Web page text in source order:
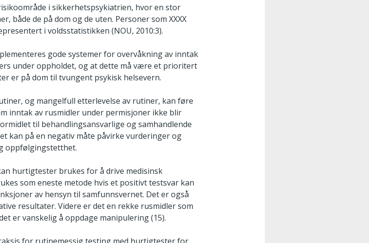
i sikkerhetspsykiatrien, hvor en stor
både de på dom og de uten. Personer som XXXX
i voldsstatistikken (NOU, 2010:3).
gode systemer for overvåkning av inntak
under oppholdet, og at dette må være et prioritert
er på dom til tvungent psykisk helsevern.
og mangelfull etterlevelse av rutiner, kan føre
inntak av rusmidler under permisjoner ikke blir
til behandlingsansvarlige og samhandlende
kan på en negativ måte påvirke vurderinger og
oppfølgingstetthet.
hurtigtester brukes for å drive medisinsk
som eneste metode hvis et positivt testsvar kan
av hensyn til samfunnsvernet. Det er også
resultater. Videre er det en rekke rusmidler som
er vanskelig å oppdage manipulering (15).